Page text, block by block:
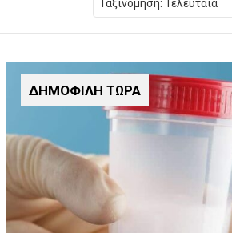
ΔΗΜΟΦΙΛΗ ΤΩΡΑ